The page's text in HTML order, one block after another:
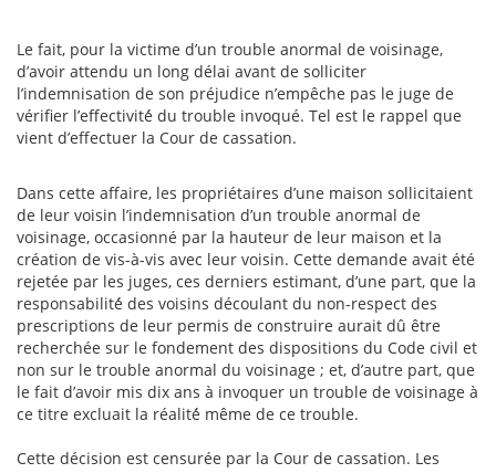
Le fait, pour la victime d’un trouble anormal de voisinage,
d’avoir attendu un long délai avant de solliciter
l’indemnisation de son préjudice n’empêche pas le juge de
vérifier l’effectivité́ du trouble invoqué. Tel est le rappel que
vient d’effectuer la Cour de cassation.
Dans cette affaire, les propriétaires d’une maison sollicitaient
de leur voisin l’indemnisation d’un trouble anormal de
voisinage, occasionné par la hauteur de leur maison et la
création de vis-à-vis avec leur voisin. Cette demande avait été
rejetée par les juges, ces derniers estimant, d’une part, que la
responsabilité́ des voisins découlant du non-respect des
prescriptions de leur permis de construire aurait dû être
recherchée sur le fondement des dispositions du Code civil et
non sur le trouble anormal du voisinage ; et, d’autre part, que
le fait d’avoir mis dix ans à invoquer un trouble de voisinage à
ce titre excluait la réalité́ même de ce trouble.
Cette décision est censurée par la Cour de cassation. Les